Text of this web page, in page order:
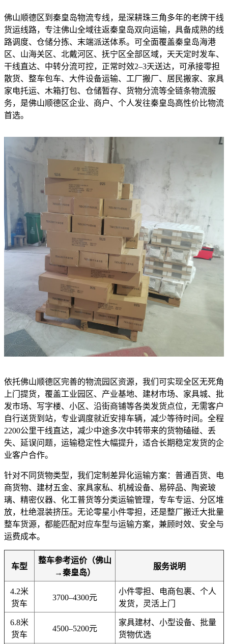
佛山顺德区到秦皇岛物流专线，是深耕珠三角多年的老牌干线
货运线路，专注佛山全域往返秦皇岛双向运输，具备成熟的线
路调度、仓储分拣、末端派送体系。可全面覆盖秦皇岛海港
区、山海关区、北戴河区、抚宁区全部区域，天天定时发车、
干线直达、中转分流可控，正常时效2–3天送达，可承接零担
散货、整车包车、大件设备运输、工厂搬厂、居民搬家、家具
家电托运、木箱打包、仓储暂存、货物分流等全链条物流服
务，是佛山顺德区企业、商户、个人发往秦皇岛高性价比物流
首选。
依托佛山顺德区完善的物流园区资源，我们可实现全区无死角
上门提货，覆盖工业园区、产业基地、建材市场、家具城、批
发市场、写字楼、小区、沿街商铺等各类发货点位，无需客户
自行送货到站，专业调度就近安排车辆，减少等待时间。全程
2200公里干线直达，减少中途多次中转带来的货物磕碰、丢
失、延误问题，运输稳定性大幅提升，适合长期稳定发货的企
业客户合作。
针对不同货物类型，我们定制差异化运输方案：普通百货、电
商货物、建材五金、家具家私、机械设备、易碎品、陶瓷玻
璃、精密仪器、化工普货等分类运输管理，专车专运、分区堆
放，杜绝混装挤压。无论零星小件零担，还是整厂搬迁大批量
整车货源，都能匹配对应车型与运输方案，兼顾时效、安全与
运费成本。
车型
整车参考运价（佛山
→秦皇岛）
服务说明
4.2米
货车
3700–4300元
小件零担、电商包裹、个人
发货，灵活上门
6.8米
货车
4500–5200元
家具建材、小型设备、批量
货物优选